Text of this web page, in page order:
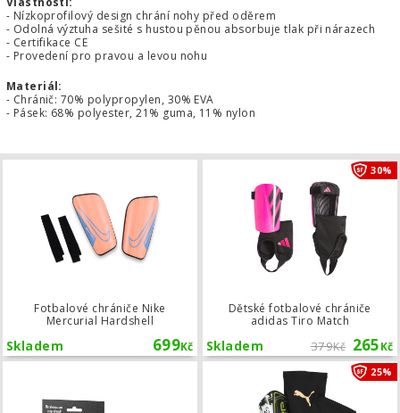
- Nízkoprofilový design chrání nohy před oděrem
- Odolná výztuha sešité s hustou pěnou absorbuje tlak při nárazech
- Certifikace CE
- Provedení pro pravou a levou nohu
Materiál:
- Chránič: 70% polypropylen, 30% EVA
- Pásek: 68% polyester, 21% guma, 11% nylon
Fotbalové chrániče Nike
Mercurial Hardshell
699Kč
Skladem
Fotbalové chrániče Nike Mercurial
Dětské fotbalové chrániče
adidas Tiro Match
379Kč 265Kč
Skladem
30%
Grip Tapes Tapedesign 25%